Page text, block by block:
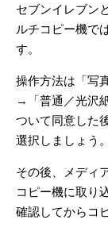
セブンイレブン
ルチコピー機で
す。
操作方法は「写
→「普通／光沢
ついて同意した
選択しましょう。
その後、メディ
コピー機に取り
確認してからコ